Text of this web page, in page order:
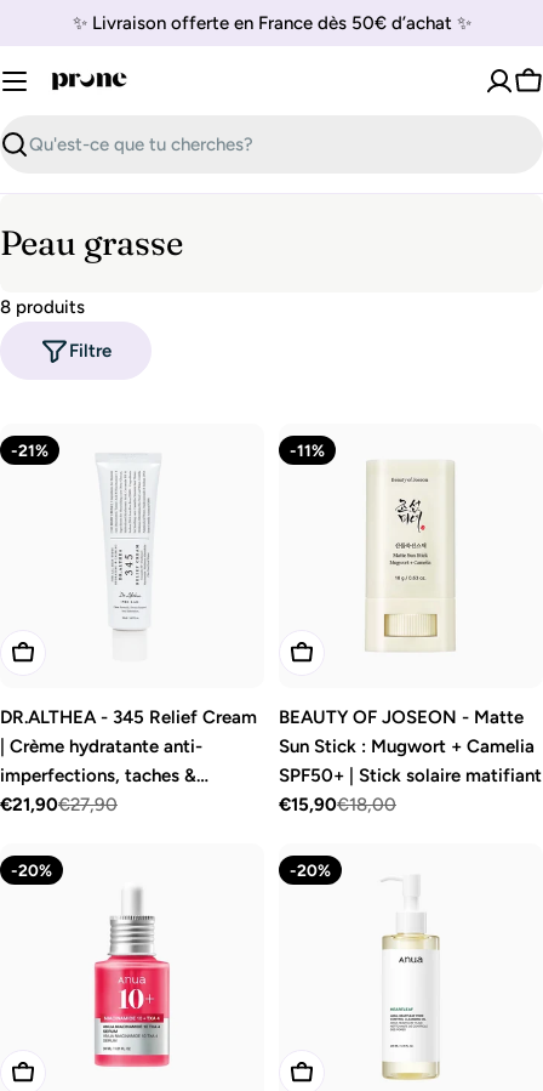
contenu
✨ Livraison offerte en France dès 50€ d’achat ✨
Recherche
C
l
c
Peau grasse
8 produits
Filtre
-21%
Ajouter Au Panier
DR.ALTHEA - 345 Relief Cream
| Crème hydratante anti-
imperfections, taches &
cicatrices
Prix
de
vente
€21,90
Prix
régulier
€27,90
-11%
Ajouter Au Panier
BEAUTY OF JOSEON - Matte
Sun Stick : Mugwort + Camelia
SPF50+ | Stick solaire matifiant
Prix
de
vente
€15,90
Prix
régulier
€18,00
-20%
Ajouter Au Panier
-20%
Ajouter Au Panier